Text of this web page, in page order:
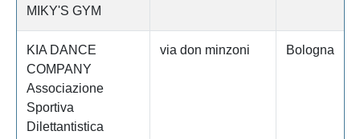
MIKY'S GYM
KIA DANCE
COMPANY
Associazione
Sportiva
Dilettantistica
via don minzoni Bologna